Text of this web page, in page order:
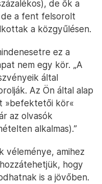
de ők a
de a fent felsorolt
a közgyűlésen.
ez a
nem egy kör. „A
által
Az Ön által alap
»befektetői kör«
az olvasók
alkalmas).”
véleménye, amihez
hogy
is a jövőben.